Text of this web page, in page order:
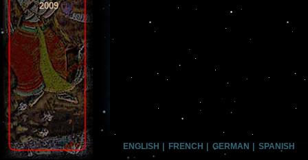
2009
ENGLISH FRENCH GERMAN SPANISH